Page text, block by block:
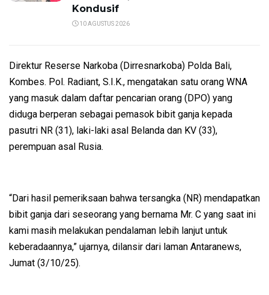
Kondusif
10 AGUSTUS 2026
Direktur Reserse Narkoba (Dirresnarkoba) Polda Bali,
Kombes. Pol. Radiant, S.I.K., mengatakan satu orang WNA
yang masuk dalam daftar pencarian orang (DPO) yang
diduga berperan sebagai pemasok bibit ganja kepada
pasutri NR (31), laki-laki asal Belanda dan KV (33),
perempuan asal Rusia.
“Dari hasil pemeriksaan bahwa tersangka (NR) mendapatkan
bibit ganja dari seseorang yang bernama Mr. C yang saat ini
kami masih melakukan pendalaman lebih lanjut untuk
keberadaannya,” ujarnya, dilansir dari laman Antaranews,
Jumat (3/10/25).